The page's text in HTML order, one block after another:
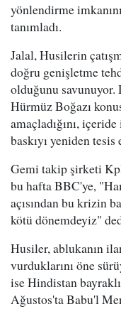
yönlendirme
tanımladı.
Jalal, Husilerin
doğru genişletme
olduğunu savunuyor.
Hürmüz Boğazı
amaçladığını,
baskıyı yeniden
Gemi takip şirketi
bu hafta BBC'ye,
açısından bu krizin
kötü dönemdeyiz"
Husiler, ablukanın
vurduklarını öne
ise Hindistan
Ağustos'ta Babu'l